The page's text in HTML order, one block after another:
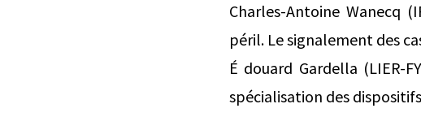
Charles-Antoine Wanecq
péril. Le signalement des
É douard Gardella (LIER-
spécialisation des